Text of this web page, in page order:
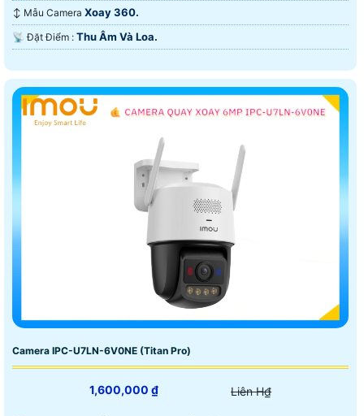
↕️ Mẫu Camera Xoay 360.
️📡 Đặt Điểm : Thu Âm Và Loa.
Camera IPC-U7LN-6V0NE (Titan Pro)
1,600,000 ₫ Liên H₫